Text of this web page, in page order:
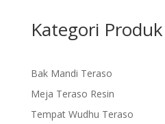
Kategori Produk
Bak Mandi Teraso
Meja Teraso Resin
Tempat Wudhu Teraso